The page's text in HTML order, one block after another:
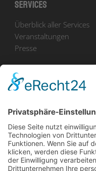
Services
Überblick aller Services
Veranstaltungen
Presse
Bekanntmachungen
Ausschreibungen
Zu uns
Unser Team
Arbeiten bei Innovation